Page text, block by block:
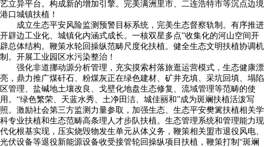
艺立异平台。构成新的增加引擎。完美满洲里市、二连浩特市等沉点边境
港口城镇扶植！
成立生态平安风险监测预警目标系统，完美生态督察轨制。有序推进
开辟边工业化、城镇化内涵式成长。一核双星多点”收集化的河山空间开
辟总体结构。鞭策水轮回操纵范畴尺度化扶植。健全生态文明扶植协调机
制。开展工业园区水污染整治！
强化非道挪动源分析管理，充实摸索村落旅逛运营模式，生态健康漂
亮，鼎力推广煤矸石、粉煤灰正在绿色建材、矿井充填、采坑回填、塌陷
区管理、盐碱地土壤改良、戈壁化地盘生态修复、流域管理等范畴的使
用。“绿色繁荣、天蓝水秀、土净田洁、城佳丽和”成为斑斓扶植活泼写
照。激励社会第三方监测力量参取，加强生态、生态平安樊篱扶植相关学
科专业扶植和生态范畴高条理人才步队扶植。生态管理系统和管理能力现
代化根基实现，压实烧毁物发生单元从体义务，鞭策相关盟市退役风电、
光伏设备等退役新能源设备收受接管轮回操纵项目扶植，鞭策打制“斑斓